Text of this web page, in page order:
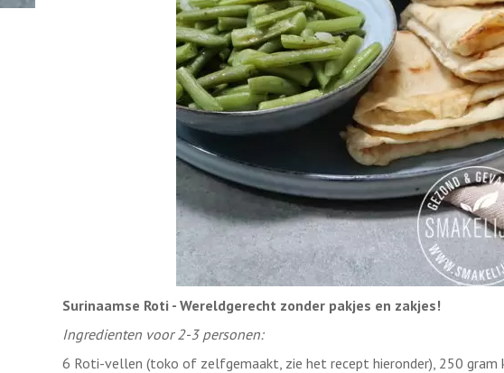
Surinaamse Roti - Wereldgerecht zonder pakjes en zakjes!
Ingredienten voor 2-3 personen:
6 Roti-vellen (toko of zelfgemaakt, zie het recept hieronder), 250 gram